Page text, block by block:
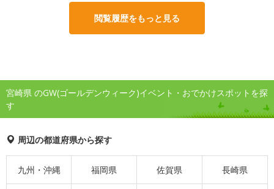
閲覧履歴をもっと見る
宮崎県 のGW(ゴールデンウィーク)イベント・おでかけスポットを探
す
周辺の都道府県から探す
九州・沖縄 福岡県 佐賀県 長崎県